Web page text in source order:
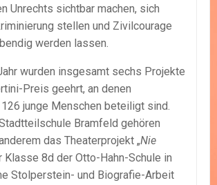
Unrechts sichtbar machen, sich
stellen und Zivilcourage
werden lassen.
wurden insgesamt sechs Projekte
Preis geehrt, an denen
junge Menschen beteiligt sind.
Bramfeld gehören
das Theaterprojekt „Nie
Klasse 8d der Otto-Hahn-Schule in
Stolperstein- und Biografie-Arbeit